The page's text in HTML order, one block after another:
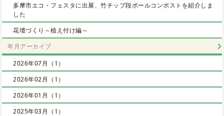
多摩市エコ・フェスタに出展、竹チップ段ボールコンポストを紹介しま
した
花壇づくり～植え付け編～
年月アーカイブ
2026年07月（1）
2026年02月（1）
2026年01月（1）
2025年03月（1）